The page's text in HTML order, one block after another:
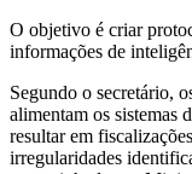
O objetivo é criar
informações de
Segundo o secretário,
alimentam os sistemas
resultar em
irregularidades